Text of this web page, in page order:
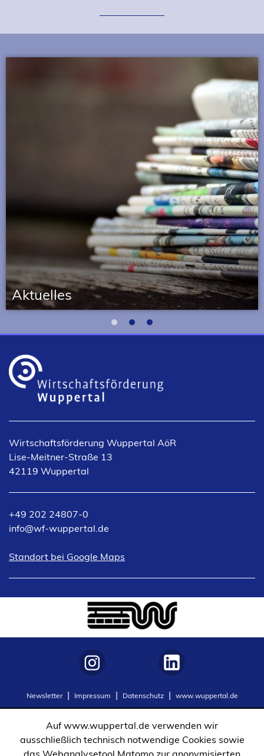
Aktu­elles
News und Termine rund um die Wirtschaftsförderung
und den Standort Wuppertal.
Wirtschaftsförderung Wuppertal AöR
Lise-Meitner-Straße 13
42119 Wuppertal
+49 202 24807-0
info
wf-wuppertal de
Standort bei Google Maps
(Öffnet
neuen
Newsletter
in
Impressum Datenschutz www.wuppertal.de
in
Auf www.wuppertal.de verwenden wir
ausschließlich technisch notwendige Cookies sowie
das Webanalysetool Matomo zur anonymisierten